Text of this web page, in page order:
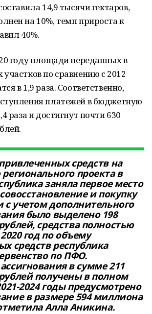
14,9 тысячи гектаров,
на 10%, темп прироста к
40%.
году площади переданных в
по сравнению с 2012
в 1,9 раза. Соответственно,
платежей в бюджетную
раза и достигнут почти 630
средств на
проекта в
заняла первое место
и покупку
с учетом дополнительного
было выделено 198
средства полностью
год по объему
средств республика
по ПФО.
в сумме 211
получены в полном
2024 годы предусмотрено
в размере 594 миллиона
Алла Аникина.